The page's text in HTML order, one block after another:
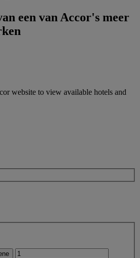
een van Accor's meer
website to view available hotels and